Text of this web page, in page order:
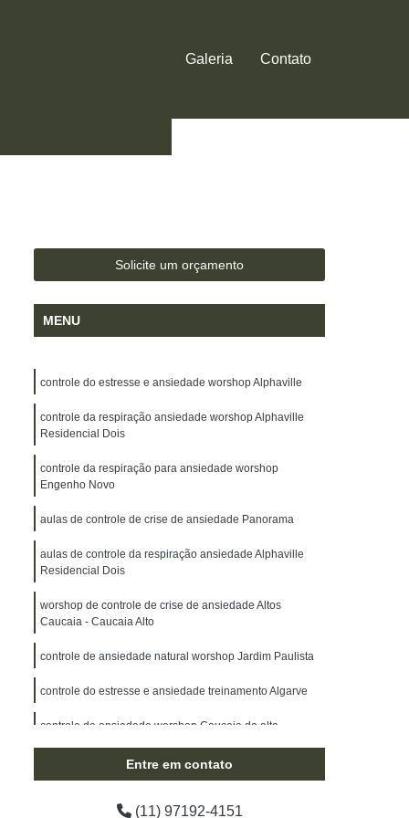
Galeria Contato
Solicite um orçamento
MENU
controle do estresse e ansiedade worshop Alphaville
controle da respiração ansiedade worshop Alphaville
Residencial Dois
controle da respiração para ansiedade worshop
Engenho Novo
aulas de controle de crise de ansiedade Panorama
aulas de controle da respiração ansiedade Alphaville
Residencial Dois
worshop de controle de crise de ansiedade Altos
Caucaia - Caucaia Alto
controle de ansiedade natural worshop Jardim Paulista
controle do estresse e ansiedade treinamento Algarve
controle da ansiedade worshop Caucaia do alto
aulas de controle da ansiedade São Joaquim
Entre em contato
(11) 97192-4151